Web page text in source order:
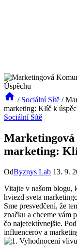
/ Sociální Sítě /
marketing: Klíč k
Sociální Sítě
marketing:
OdByznys Lab 13. 9.
Vitajte v našom blogu,
hviezd sveta
Sme presvedčení, že
značku a chceme vám
čo najefektívnejšie.
influencerov a